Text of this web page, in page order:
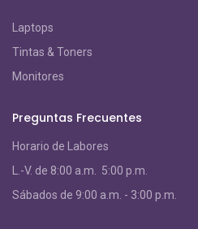
Laptops
Tintas & Toners
Monitores
Preguntas Frecuentes
Horario de Labores
L.-V. de 8:00 a.m. 5:00 p.m.
Sábados de 9:00 a.m. - 3:00 p.m.